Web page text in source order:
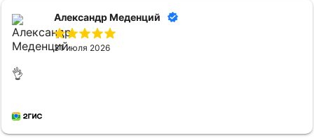
Александр Меденций
31 июля 2026
👌